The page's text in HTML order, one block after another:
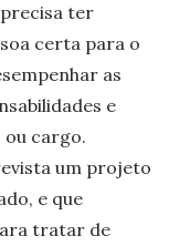
ter
certa para o
as
e
cargo.
um projeto
e que
tratar de